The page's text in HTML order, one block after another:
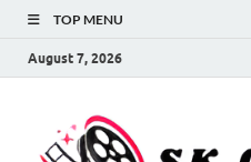
TOP MENU
August 7, 2026